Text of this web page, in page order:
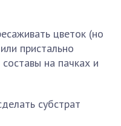
цветок (но
пристально
на пачках и
субстрат